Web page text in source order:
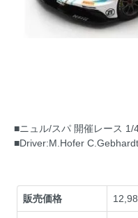
■ニュル/スパ 開催レース 1/
■Driver:M.Hofer
販売価格